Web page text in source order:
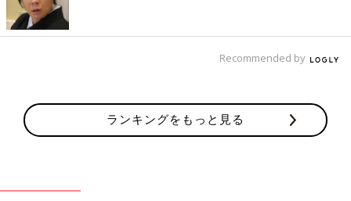
Recommended by
ランキングをもっと見る